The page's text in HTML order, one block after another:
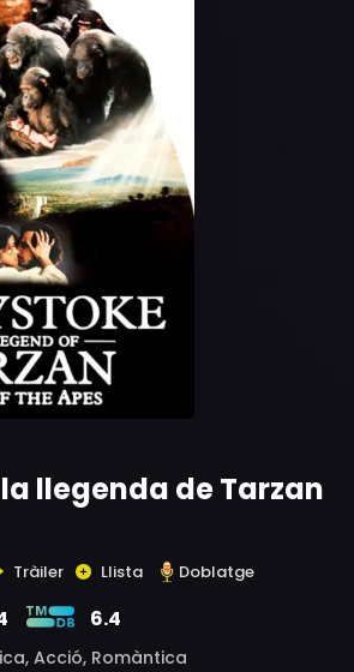
llegenda de Tarzan
Tràiler Llista Doblatge
6.4
Acció, Romàntica